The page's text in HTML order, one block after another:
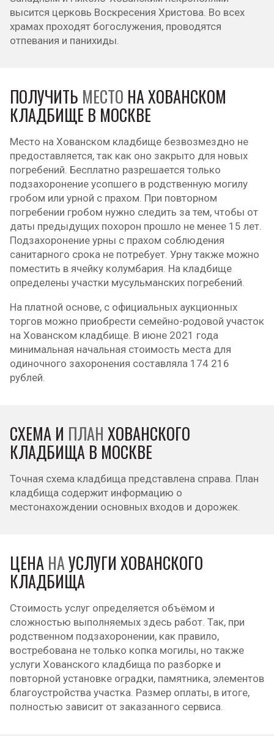
высится церковь Воскресения Христова. Во всех
храмах проходят богослужения, проводятся
отпевания и панихиды.
ПОЛУЧИТЬ МЕСТО НА ХОВАНСКОМ
КЛАДБИЩЕ В МОСКВЕ
Место на Хованском кладбище безвозмездно не
предоставляется, так как оно закрыто для новых
погребений. Бесплатно разрешается только
подзахоронение усопшего в родственную могилу
гробом или урной с прахом. При повторном
погребении гробом нужно следить за тем, чтобы от
даты предыдущих похорон прошло не менее 15 лет.
Подзахоронение урны с прахом соблюдения
санитарного срока не потребует. Урну также можно
поместить в ячейку колумбария. На кладбище
определены участки мусульманских погребений.
На платной основе, с официальных аукционных
торгов можно приобрести семейно-родовой участок
на Хованском кладбище. В июне 2021 года
минимальная начальная стоимость места для
одиночного захоронения составляла 174 216
рублей.
СХЕМА И ПЛАН ХОВАНСКОГО
КЛАДБИЩА В МОСКВЕ
Точная схема кладбища представлена справа. План
кладбища содержит информацию о
местонахождении основных входов и дорожек.
ЦЕНА НАУСЛУГИ ХОВАНСКОГО
КЛАДБИЩА
Стоимость услуг определяется объёмом и
сложностью выполняемых здесь работ. Так, при
родственном подзахоронении, как правило,
востребована не только копка могилы, но также
услуги Хованского кладбища по разборке и
повторной установке оградки, памятника, элементов
благоустройства участка. Размер оплаты, в итоге,
полностью зависит от заказанного сервиса.